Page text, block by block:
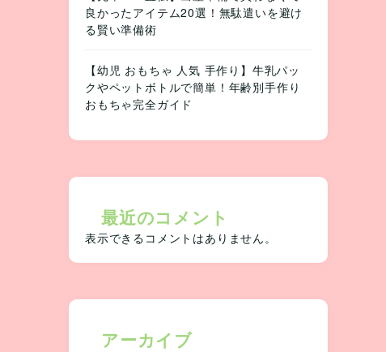
良かったアイテム20選！無駄遣いを避け
る賢い準備術
【幼児 おもちゃ 人気 手作り】牛乳パッ
クやペットボトルで簡単！年齢別手作り
おもちゃ完全ガイド
最近のコメント
表示できるコメントはありません。
アーカイブ